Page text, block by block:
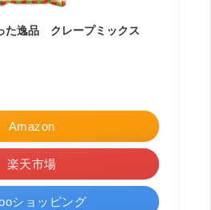
た逸品 クレープミックス
Amazon
楽天市場
ショッピング